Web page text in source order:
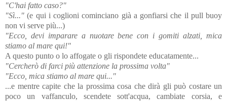
"C'hai fatto caso?"
"Sì..." (e qui i coglioni cominciano già a gonfiarsi che il pull buoy
non vi serve più...)
"Ecco, devi imparare a nuotare bene con i gomiti alzati, mica
stiamo al mare qui!"
A questo punto o lo affogate o gli rispondete educatamente...
"Cercherò di farci più attenzione la prossima volta"
"Ecco, mica stiamo al mare qui..."
...e mentre capite che la prossima cosa che dirà gli può costare un
poco un vaffanculo, scendete sott'acqua, cambiate corsia, e